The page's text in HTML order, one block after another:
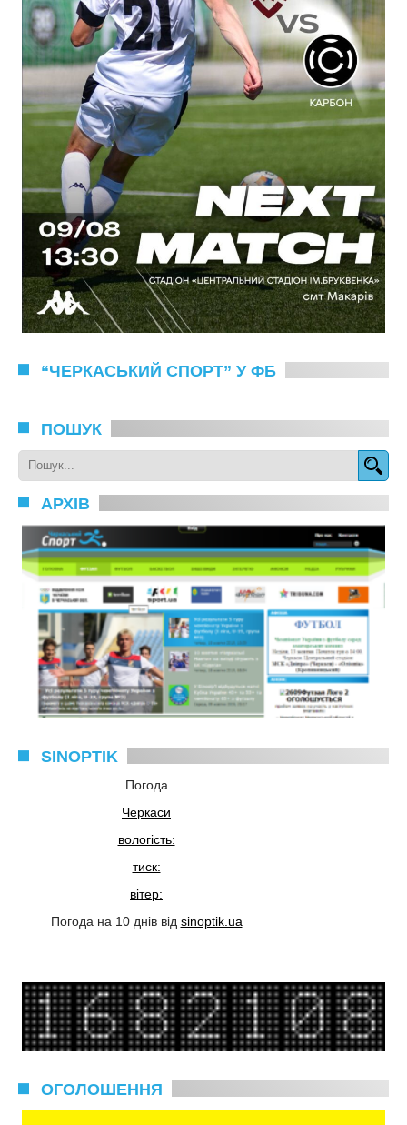
“ЧЕРКАСЬКИЙ СПОРТ” У ФБ
ПОШУК
АРХІВ
SINOPTIK
Погода
Черкаси
вологість:
тиск:
вітер:
Погода на 10 днів від sinoptik.ua
ОГОЛОШЕННЯ